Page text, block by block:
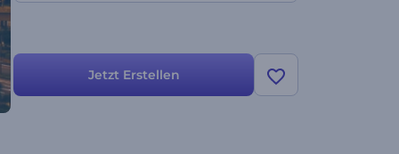
Jetzt Erstellen